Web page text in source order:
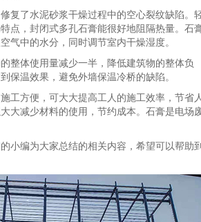
复了水泥砂浆干燥过程中的空心裂纹缺陷。
点，封闭式多孔石膏能很好地阻隔热量。石
气中的水分，同时调节室内干燥湿度。
整体使用量减少一半，降低建筑物的整体负
保温效果，避免外墙保温冷桥的缺陷。
工方便，可大大提高工人的施工效率，节省
大减少材料的使用，节约成本。石膏是电场
的小编为大家总结的相关内容，希望可以帮助